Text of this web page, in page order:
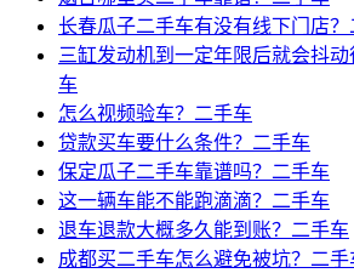
长春瓜子二手车有没有线下门店？
三缸发动机到一定年限后就会抖
车
怎么视频验车？二手车
贷款买车要什么条件？二手车
保定瓜子二手车靠谱吗？二手车
这一辆车能不能跑滴滴？二手车
退车退款大概多久能到账？二手车
成都买二手车怎么避免被坑？二手